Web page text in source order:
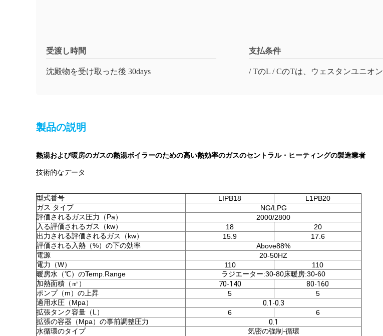
受渡し時間
沈殿物を受け取った後 30days
支払条件
/ TのL / CのTは、ウェスタンユニオン
製品の説明
熱湯および暖房のガスの熱湯ボイラーのための高い熱効率のガスのセントラル・ヒーティングの製造業者
技術的なデータ
型式番号 LIPB18
L1PB20
ガス タイプ
NG/LPG
評価されるガス圧力（Pa）
2000/2800
入る評価されるガス（kw）
18
20
出力される評価されるガス（kw）
15.9
17.6
評価される入熱（%）の下の効率
Above88%
電源
20-50HZ
電力（W）
110
110
暖房水（℃）のTemp.Range
ラジエーター:30-80床暖房:30-60
加熱面積（㎡）
70-140
80-160
ポンプ（m）の上昇
5
5
適用水圧（Mpa）
0.1-0.3
拡張タンク容量（L）
6
6
拡張の容器（Mpa）の事前調整圧力
0.1
水循環のタイプ
気密の強制-循環